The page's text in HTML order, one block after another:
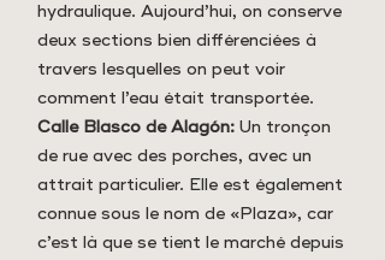
hydraulique. Aujourd’hui, on conserve
deux sections bien différenciées à
travers lesquelles on peut voir
comment l’eau était transportée.
Calle Blasco de Alagón: Un tronçon
de rue avec des porches, avec un
attrait particulier. Elle est également
connue sous le nom de «Plaza», car
c’est là que se tient le marché depuis